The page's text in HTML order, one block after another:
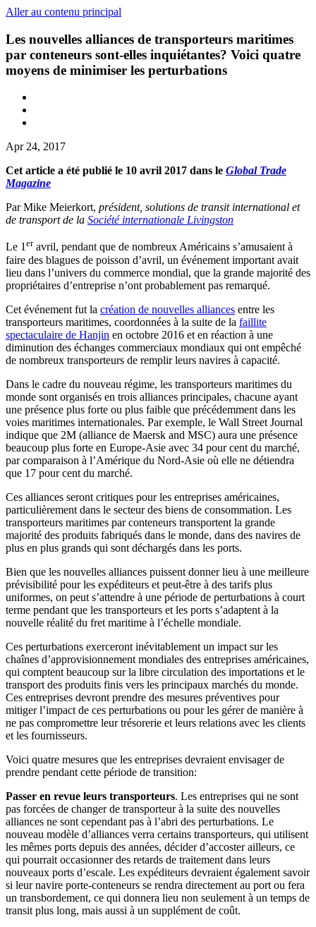
Aller au contenu principal
Les nouvelles alliances de transporteurs maritimes
par conteneurs sont-elles inquiétantes? Voici quatre
moyens de minimiser les perturbations
Apr 24, 2017
Cet article a été publié le 10 avril 2017 dans le Global Trade
Magazine
Par Mike Meierkort, président, solutions de transit international et
de transport de la Société internationale Livingston
Le 1eravril, pendant que de nombreux Américains s’amusaient à
faire des blagues de poisson d’avril, un événement important avait
lieu dans l’univers du commerce mondial, que la grande majorité des
propriétaires d’entreprise n’ont probablement pas remarqué.
Cet événement fut la création de nouvelles alliances entre les
transporteurs maritimes, coordonnées à la suite de la faillite
spectaculaire de Hanjin en octobre 2016 et en réaction à une
diminution des échanges commerciaux mondiaux qui ont empêché
de nombreux transporteurs de remplir leurs navires à capacité.
Dans le cadre du nouveau régime, les transporteurs maritimes du
monde sont organisés en trois alliances principales, chacune ayant
une présence plus forte ou plus faible que précédemment dans les
voies maritimes internationales. Par exemple, le Wall Street Journal
indique que 2M (alliance de Maersk and MSC) aura une présence
beaucoup plus forte en Europe-Asie avec 34 pour cent du marché,
par comparaison à l’Amérique du Nord-Asie où elle ne détiendra
que 17 pour cent du marché.
Ces alliances seront critiques pour les entreprises américaines,
particulièrement dans le secteur des biens de consommation. Les
transporteurs maritimes par conteneurs transportent la grande
majorité des produits fabriqués dans le monde, dans des navires de
plus en plus grands qui sont déchargés dans les ports.
Bien que les nouvelles alliances puissent donner lieu à une meilleure
prévisibilité pour les expéditeurs et peut-être à des tarifs plus
uniformes, on peut s’attendre à une période de perturbations à court
terme pendant que les transporteurs et les ports s’adaptent à la
nouvelle réalité du fret maritime à l’échelle mondiale.
Ces perturbations exerceront inévitablement un impact sur les
chaînes d’approvisionnement mondiales des entreprises américaines,
qui comptent beaucoup sur la libre circulation des importations et le
transport des produits finis vers les principaux marchés du monde.
Ces entreprises devront prendre des mesures préventives pour
mitiger l’impact de ces perturbations ou pour les gérer de manière à
ne pas compromettre leur trésorerie et leurs relations avec les clients
et les fournisseurs.
Voici quatre mesures que les entreprises devraient envisager de
prendre pendant cette période de transition:
Passer en revue leurs transporteurs. Les entreprises qui ne sont
pas forcées de changer de transporteur à la suite des nouvelles
alliances ne sont cependant pas à l’abri des perturbations. Le
nouveau modèle d’alliances verra certains transporteurs, qui utilisent
les mêmes ports depuis des années, décider d’accoster ailleurs, ce
qui pourrait occasionner des retards de traitement dans leurs
nouveaux ports d’escale. Les expéditeurs devraient également savoir
si leur navire porte-conteneurs se rendra directement au port ou fera
un transbordement, ce qui donnera lieu non seulement à un temps de
transit plus long, mais aussi à un supplément de coût.